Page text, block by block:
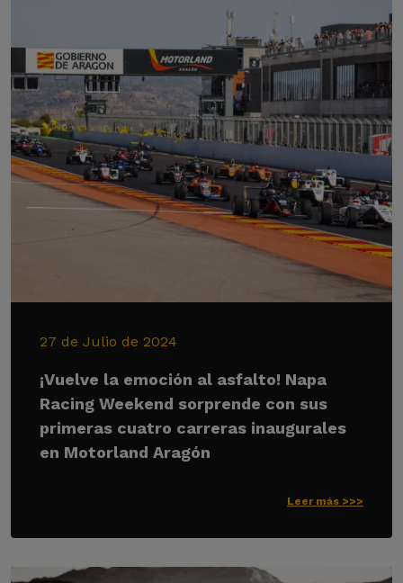
27 de Julio de 2024
¡Vuelve la emoción al asfalto! Napa
Racing Weekend sorprende con sus
primeras cuatro carreras inaugurales
en Motorland Aragón
Leer más >>>